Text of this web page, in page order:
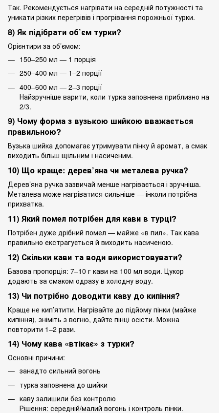
Так. Рекомендується нагрівати на середній потужності та
уникати різких перегрівів і прогрівання порожньої турки.
8) Як підібрати об’єм турки?
Орієнтири за об’ємом:
150–250 мл — 1 порція
250–400 мл — 1–2 порції
400–600 мл — 2–3 порції
Найзручніше варити, коли турка заповнена приблизно на
2/3.
9) Чому форма з вузькою шийкою вважається
правильною?
Вузька шийка допомагає утримувати пінку й аромат, а смак
виходить більш щільним і насиченим.
10) Що краще: дерев’яна чи металева ручка?
Дерев’яна ручка зазвичай менше нагрівається і зручніша.
Металева може нагріватися сильніше — інколи потрібна
прихватка.
11) Який помел потрібен для кави в турці?
Потрібен дуже дрібний помел — майже «в пил». Так кава
правильно екстрагується й виходить насиченою.
12) Скільки кави та води використовувати?
Базова пропорція: 7–10 г кави на 100 мл води. Цукор
додають за смаком одразу в холодну воду.
13) Чи потрібно доводити каву до кипіння?
Краще не кип’ятити. Нагрівайте до підйому пінки (майже
кипіння), зніміть з вогню, дайте пінці осісти. Можна
повторити 1–2 рази.
14) Чому кава «втікає» з турки?
Основні причини:
занадто сильний вогонь
турка заповнена до шийки
каву залишили без контролю
Рішення: середній/малий вогонь і контроль пінки.